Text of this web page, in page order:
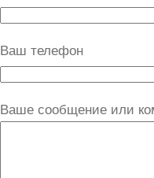
Ваш телефон
Ваше сообщение или